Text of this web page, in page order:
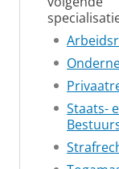
Staats-